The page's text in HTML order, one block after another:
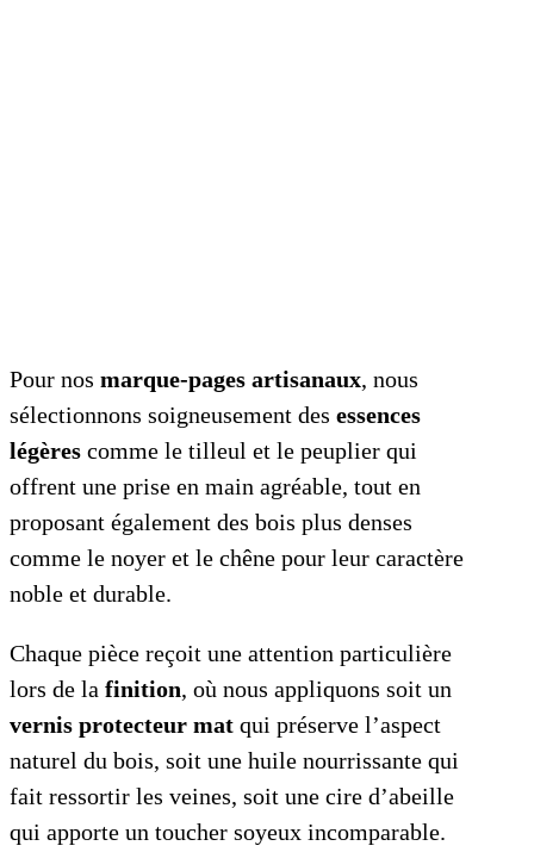
Pour nos marque-pages artisanaux, nous
sélectionnons soigneusement des essences
légères comme le tilleul et le peuplier qui
offrent une prise en main agréable, tout en
proposant également des bois plus denses
comme le noyer et le chêne pour leur caractère
noble et durable.
Chaque pièce reçoit une attention particulière
lors de la finition, où nous appliquons soit un
vernis protecteur mat qui préserve l’aspect
naturel du bois, soit une huile nourrissante qui
fait ressortir les veines, soit une cire d’abeille
qui apporte un toucher soyeux incomparable.